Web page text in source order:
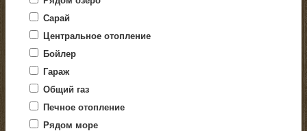
Сарай
Центральное отопление
Бойлер
Гараж
Общий газ
Печное отопление
Рядом море